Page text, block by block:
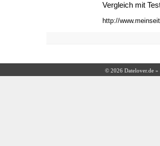
Vergleich mit
http://
© 2026 Datelover.de »